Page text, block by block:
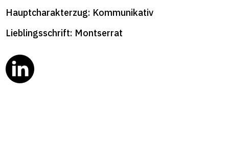
Hauptcharakterzug: Kommunikativ
Lieblingsschrift: Montserrat